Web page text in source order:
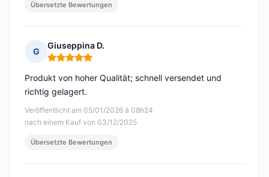
Übersetzte Bewertungen
G
Giuseppina D.
Hinweis: 5 von 5
Veröffentlicht am 05/01/2026 à 08h24
nach einem Kauf von 03/12/2025
Produkt von hoher Qualität; schnell versendet und
richtig gelagert.
Übersetzte Bewertungen